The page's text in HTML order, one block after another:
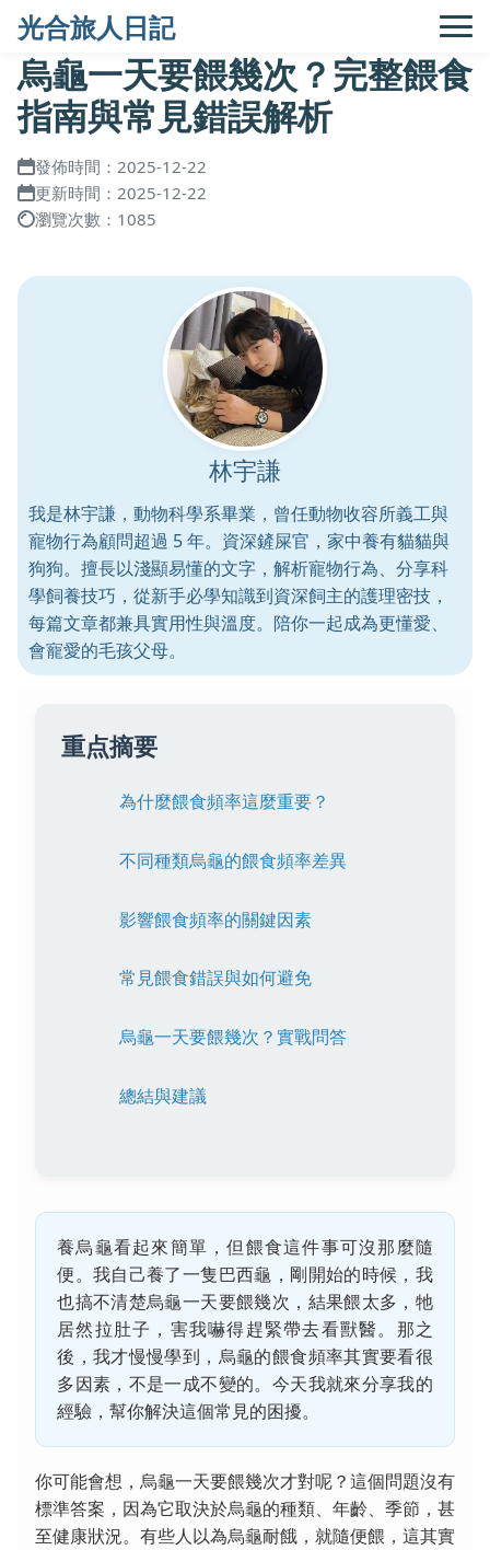
光合旅人日記
烏龜一天要餵幾次？完整餵食
指南與常見錯誤解析
發佈時間：2025-12-22
更新時間：2025-12-22
瀏覽次數：1085
林宇謙
我是林宇謙，動物科學系畢業，曾任動物收容所義工與
寵物行為顧問超過 5 年。資深鏟屎官，家中養有貓貓與
狗狗。擅長以淺顯易懂的文字，解析寵物行為、分享科
學飼養技巧，從新手必學知識到資深飼主的護理密技，
每篇文章都兼具實用性與溫度。陪你一起成為更懂愛、
會寵愛的毛孩父母。
重点摘要
為什麼餵食頻率這麼重要？
不同種類烏龜的餵食頻率差異
影響餵食頻率的關鍵因素
常見餵食錯誤與如何避免
烏龜一天要餵幾次？實戰問答
總結與建議
養烏龜看起來簡單，但餵食這件事可沒那麼隨
便。我自己養了一隻巴西龜，剛開始的時候，我
也搞不清楚烏龜一天要餵幾次，結果餵太多，牠
居然拉肚子，害我嚇得趕緊帶去看獸醫。那之
後，我才慢慢學到，烏龜的餵食頻率其實要看很
多因素，不是一成不變的。今天我就來分享我的
經驗，幫你解決這個常見的困擾。
你可能會想，烏龜一天要餵幾次才對呢？這個問題沒有
標準答案，因為它取決於烏龜的種類、年齡、季節，甚
至健康狀況。有些人以為烏龜耐餓，就隨便餵，這其實